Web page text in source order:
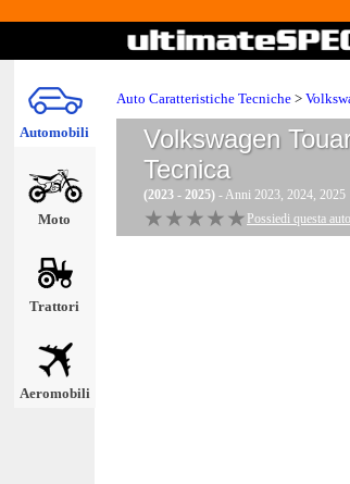
Automobili
Moto
Trattori
Aeromobili
Auto Caratteristiche Tecniche >
Volkswagen
Tecnica
(2023 - 2025) - Anni 2023, 2024, 2025
★★★★★
★★★★★ Possiedi questa